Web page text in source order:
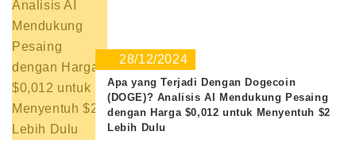
28/12/2024
Apa yang Terjadi Dengan Dogecoin
(DOGE)? Analisis AI Mendukung Pesaing
dengan Harga $0,012 untuk Menyentuh $2
Lebih Dulu